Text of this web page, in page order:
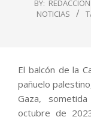
BY: REDACCIÓN
NOTICIAS
El balcón de la
pañuelo
Gaza,
octubre de